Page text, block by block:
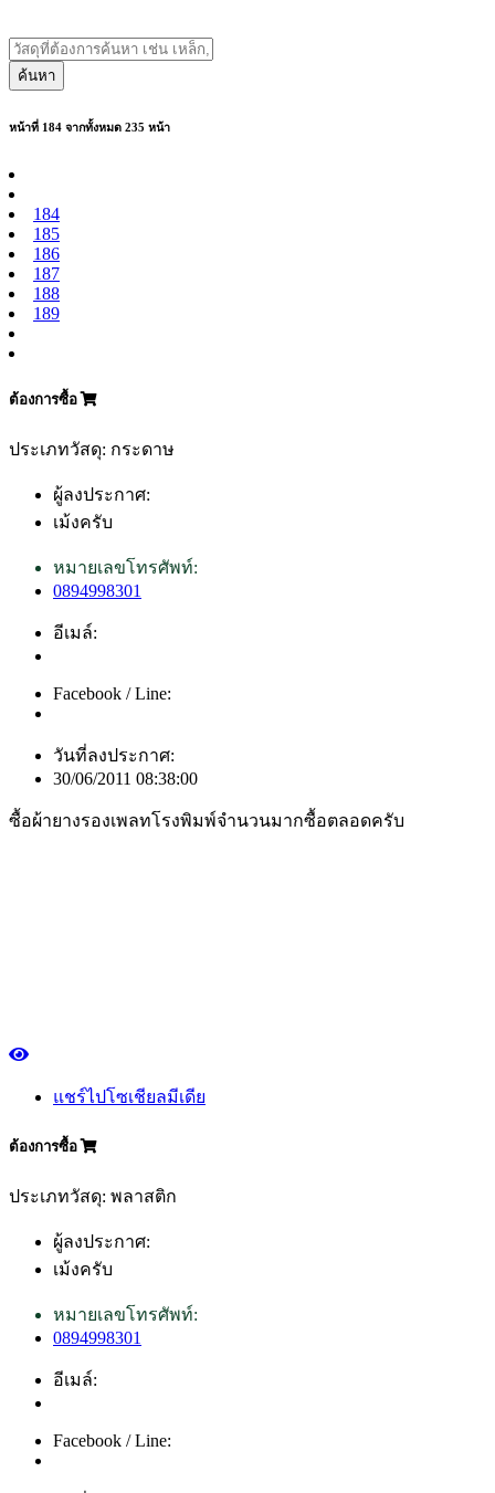
ค้นหา
หน้าที่ 184 จากทั้งหมด 235 หน้า
184
185
186
187
188
189
ต้องการซื้อ
ประเภทวัสดุ: กระดาษ
ผู้ลงประกาศ:
เม้งครับ
หมายเลขโทรศัพท์:
0894998301
อีเมล์:
Facebook / Line:
วันที่ลงประกาศ:
30/06/2011 08:38:00
ซื้อผ้ายางรองเพลทโรงพิมพ์จำนวนมากซื้อตลอดครับ
แชร์ไปโซเชียลมีเดีย
ต้องการซื้อ
ประเภทวัสดุ: พลาสติก
ผู้ลงประกาศ:
เม้งครับ
หมายเลขโทรศัพท์:
0894998301
อีเมล์:
Facebook / Line: